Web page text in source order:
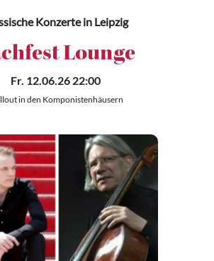
Konzertein Leipzig
Lounge
Fr. 12.06.26 22:00
in den Komponistenhäusern